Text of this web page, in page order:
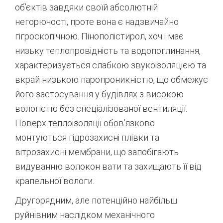
об’єктів завдяки своїй абсолютній
негорючості, проте вона є надзвичайно
гігроскопічною. Пінополістирол, хоч і має
низьку теплопровідність та водопоглинання,
характеризується слабкою звукоізоляцією та
вкрай низькою паропроникністю, що обмежує
його застосування у будівлях з високою
вологістю без спеціалізованої вентиляції.
Поверх теплоізоляції обов’язково
монтуються гідрозахисні плівки та
вітрозахисні мембрани, що запобігають
видуванню волокон вати та захищають її від
крапельної вологи.
Другорядним, але потенційно найбільш
руйнівним наслідком механічного